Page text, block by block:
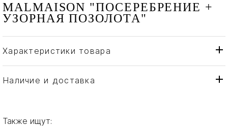
MALMAISON "ПОСЕРЕБРЕНИЕ +
УЗОРНАЯ ПОЗОЛОТА"
Характеристики товара
Бренд
Christofle
Страна производителя
Наличие и доставка
Также ищут: